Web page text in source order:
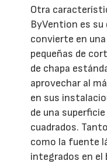
Otra
ByVention es
convierte en
pequeñas de
de chapa
aprovechar al
en sus
de una
cuadrados.
como la fuente
integrados en el